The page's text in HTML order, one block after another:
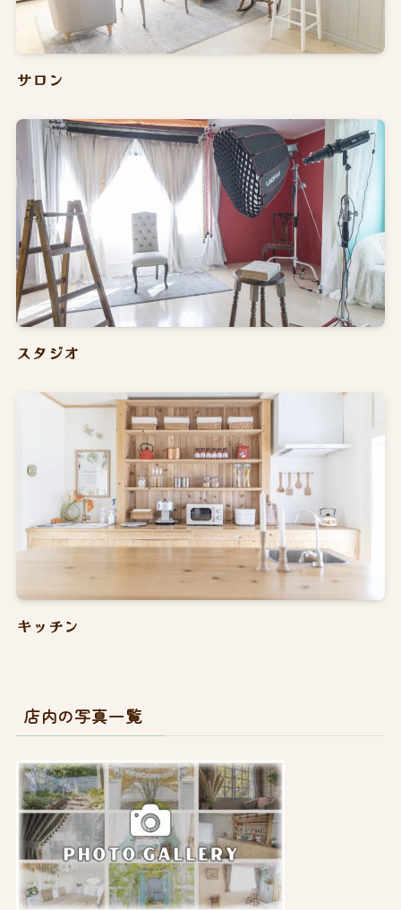
サロン
スタジオ
キッチン
店内の写真一覧